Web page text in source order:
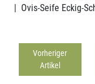
Ovis-Seife Eckig-
Vorheriger
Artikel